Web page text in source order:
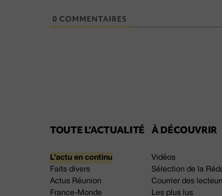
0 COMMENTAIRES
TOUTE L’ACTUALITÉ
L’actu en continu
Faits divers
Actus Réunion
France-Monde
À DÉCOUVRIR
Vidéos
Sélection de la
Courrier des
Les plus lus